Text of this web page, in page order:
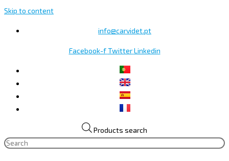
Skip to content
info@carvidet.pt
Facebook-f Twitter Linkedin
Products search